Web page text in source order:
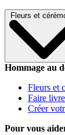
Fleurs et
Hommage au
Fleurs et
Faire
Créer
Pour vous